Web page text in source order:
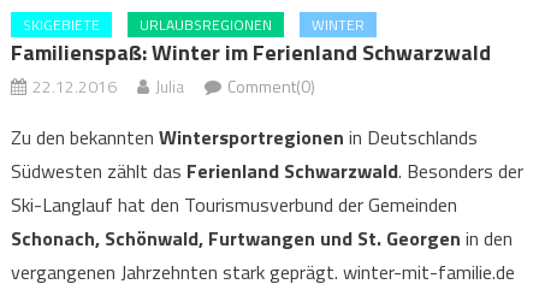
SKIGEBIETE URLAUBSREGIONEN WINTER
Familienspaß: Winter im Ferienland Schwarzwald
22.12.2016 Julia Comment(0)
Zu den bekannten Wintersportregionen in Deutschlands
Südwesten zählt das Ferienland Schwarzwald. Besonders der
Ski-Langlauf hat den Tourismusverbund der Gemeinden
Schonach, Schönwald, Furtwangen und St. Georgen in den
vergangenen Jahrzehnten stark geprägt. winter-mit-familie.de